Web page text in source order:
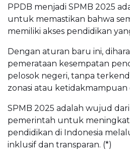
PPDB menjadi SPMB 2025
untuk memastikan bahwa
memiliki akses pendidikan
Dengan aturan baru ini,
pemerataan kesempatan
pelosok negeri, tanpa
zonasi atau ketidakmampuan
SPMB 2025 adalah wujud
pemerintah untuk
pendidikan di Indonesia
inklusif dan transparan. (*)